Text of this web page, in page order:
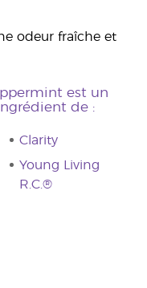
odeur fraîche et
est un
de :
Clarity
Young Living
R.C.®